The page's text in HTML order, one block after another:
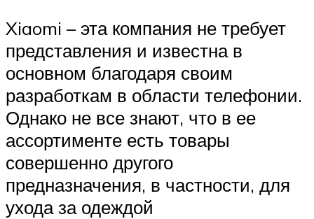
Xiaomi – эта компания не требует
представления и известна в
основном благодаря своим
разработкам в области телефонии.
Однако не все знают, что в ее
ассортименте есть товары
совершенно другого
предназначения, в частности, для
ухода за одеждой